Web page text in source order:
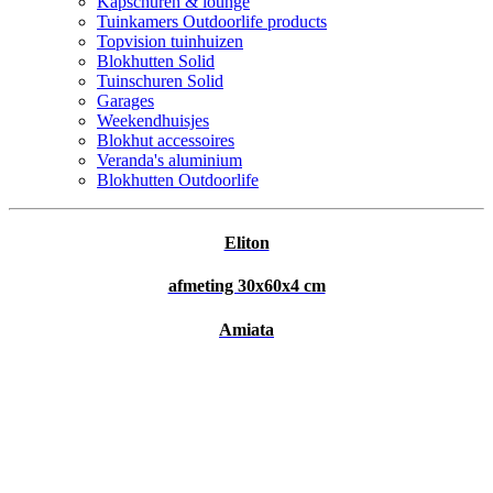
Tuinkamers Outdoorlife products
Topvision tuinhuizen
Blokhutten Solid
Tuinschuren Solid
Garages
Weekendhuisjes
Blokhut accessoires
Veranda's aluminium
Blokhutten Outdoorlife
Eliton
afmeting 30x60x4 cm
Amiata